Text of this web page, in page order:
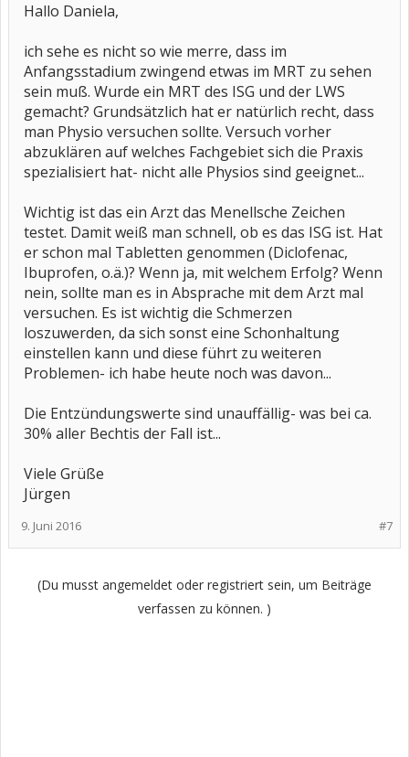
Hallo Daniela,
ich sehe es nicht so wie merre, dass im
Anfangsstadium zwingend etwas im MRT zu sehen
sein muß. Wurde ein MRT des ISG und der LWS
gemacht? Grundsätzlich hat er natürlich recht, dass
man Physio versuchen sollte. Versuch vorher
abzuklären auf welches Fachgebiet sich die Praxis
spezialisiert hat- nicht alle Physios sind geeignet...
Wichtig ist das ein Arzt das Menellsche Zeichen
testet. Damit weiß man schnell, ob es das ISG ist. Hat
er schon mal Tabletten genommen (Diclofenac,
Ibuprofen, o.ä.)? Wenn ja, mit welchem Erfolg? Wenn
nein, sollte man es in Absprache mit dem Arzt mal
versuchen. Es ist wichtig die Schmerzen
loszuwerden, da sich sonst eine Schonhaltung
einstellen kann und diese führt zu weiteren
Problemen- ich habe heute noch was davon...
Die Entzündungswerte sind unauffällig- was bei ca.
30% aller Bechtis der Fall ist...
Viele Grüße
Jürgen
#7
9. Juni 2016
(Du musst angemeldet oder registriert sein, um Beiträge
verfassen zu können. )